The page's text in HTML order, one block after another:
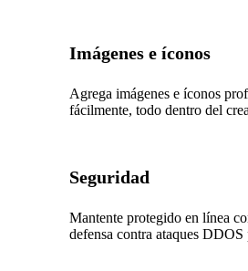
Imágenes e íconos
Agrega imágenes e íconos
fácilmente, todo dentro del
Seguridad
Mantente protegido en línea
defensa contra ataques DDOS